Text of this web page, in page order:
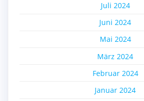
Juli 2024
Juni 2024
Mai 2024
März 2024
Februar 2024
Januar 2024